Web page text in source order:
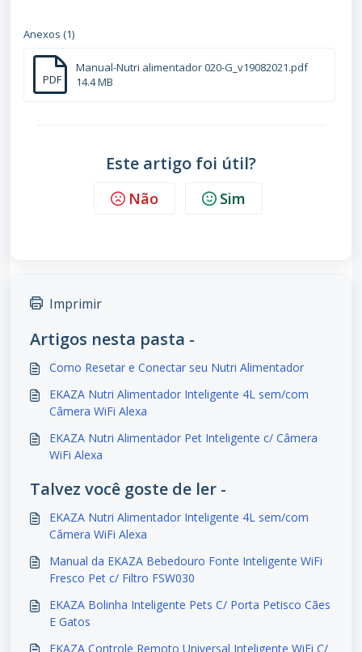
Anexos (1)
PDF
Manual-Nutri alimentador 020-G_v19082021.pdf
14.4 MB
Este artigo foi útil?
Não Sim
Imprimir
Artigos nesta pasta -
Como Resetar e Conectar seu Nutri Alimentador
EKAZA Nutri Alimentador Inteligente 4L sem/com
Câmera WiFi Alexa
EKAZA Nutri Alimentador Pet Inteligente c/ Câmera
WiFi Alexa
Talvez você goste de ler -
EKAZA Nutri Alimentador Inteligente 4L sem/com
Câmera WiFi Alexa
Manual da EKAZA Bebedouro Fonte Inteligente WiFi
Fresco Pet c/ Filtro FSW030
EKAZA Bolinha Inteligente Pets C/ Porta Petisco Cães
E Gatos
EKAZA Controle Remoto Universal Inteligente WiFi C/